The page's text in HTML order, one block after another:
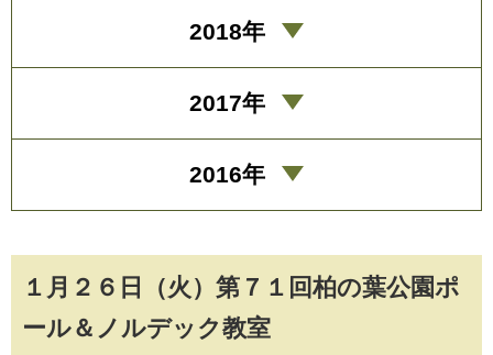
１月２６日（火）第７１回柏の葉公園ポ
ール＆ノルデック教室
2018年
2017年
2016年